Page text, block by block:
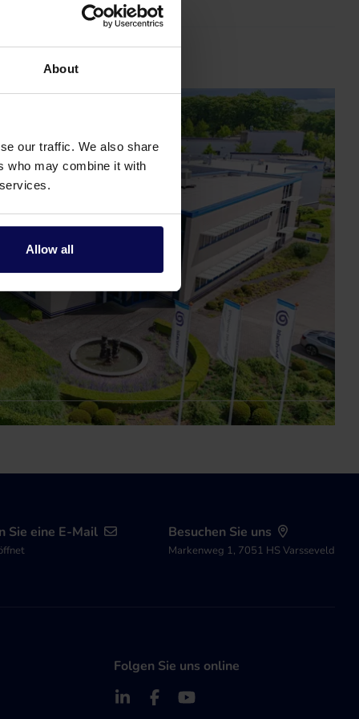
About
our traffic. We also share
who may combine it with
Allow all
Sie eine E-Mail Besuchen Sie uns
Markenweg 1, 7051 HS Varsseveld
Folgen Sie uns online